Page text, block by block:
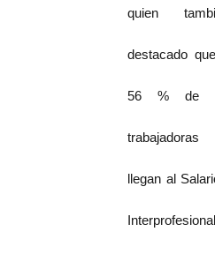
quien
destacado
56 % de
llegan al